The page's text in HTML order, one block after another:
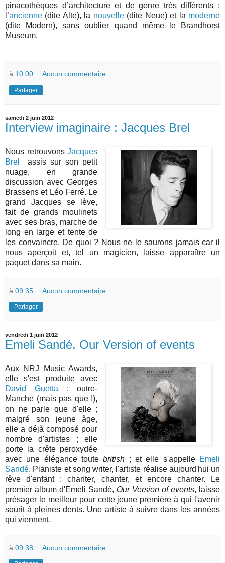
pinacothèques d’architecture et de genre très différents :
l’ancienne (dite Alte), la nouvelle(dite Neue) et la moderne
(dite Modern), sans oublier quand même le Brandhorst
Museum.
à 10:00 Aucun commentaire:
Partager
samedi 2 juin 2012
Interview imaginaire : Jacques Brel
Nous retrouvonsJacques
Brel
assis sur son petit
nuage, en grande
discussion avec Georges
Brassens et Léo Ferré. Le
grand Jacques se lève,
fait de grands moulinets
avec ses bras, marche de
long en large et tente de
les convaincre. De quoi ? Nous ne le saurons jamais car il
nous aperçoit et, tel un magicien, laisse apparaître un
paquet dans sa main.
à 09:35 Aucun commentaire:
Partager
vendredi 1 juin 2012
Emeli Sandé, Our Version of events
Aux NRJ Music Awards,
elle s'est produite avec
David Guetta ; outre-
Manche (mais pas que !),
on ne parle que d'elle ;
malgré son jeune âge,
elle a déjà composé pour
nombre d'artistes ; elle
porte la crête peroxydée
avec une élégance toutebritish ; et elle s'appelle Emeli
Sandé. Pianiste et song writer, l'artiste réalise aujourd'hui un
rêve d'enfant : chanter, chanter, et encore chanter. Le
premier album d'Emeli Sandé, Our Version of events, laisse
présager le meilleur pour cette jeune première à qui l'avenir
sourit à pleines dents. Une artiste à suivre dans les années
qui viennent.
à 09:38 Aucun commentaire: